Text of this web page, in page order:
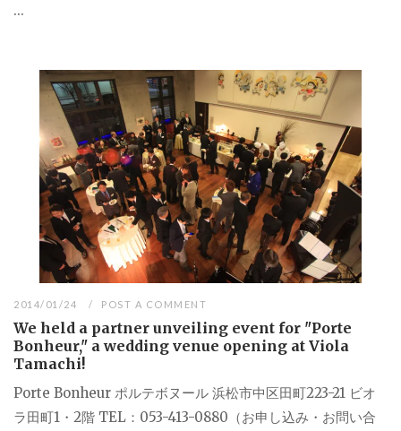
...
2014/01/24 POST A COMMENT
We held a partner unveiling event for "Porte
Bonheur," a wedding venue opening at Viola
Tamachi!
Porte Bonheur ポルテボヌール 浜松市中区田町223-21 ビオ
ラ田町1・2階 TEL：053-413-0880（お申し込み・お問い合